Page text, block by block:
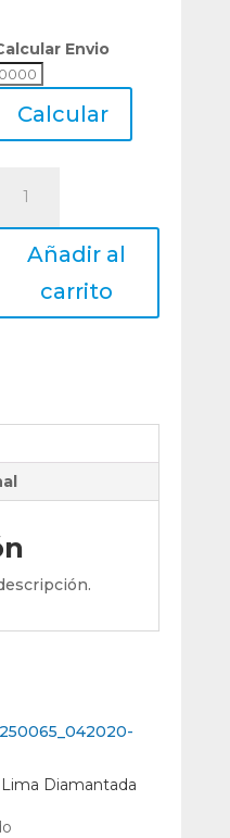
Envio
Calcular
Calcular
Añadir al
carrito
Diamantada